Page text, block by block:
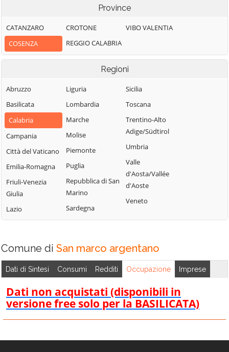
Aprigliano
Belmonte
Calabro
Bianchi
Bisignano
Bocchigliero
Bonifati
Buonvicino
Calopezzati
Cariati
Carolei
Carpanzano
Casali del Manco
Cassano all'Ionio
Piemontese
Lago
Laino Castello
Lappano
Lattarico
Longobardi
Longobucco
Lungro
Luzzi
Mandatoriccio
Mangone
Marano
Marchesato
Marano
San Benedetto
Albanese
San Demetrio
Corone
San Donato di
San Giorgio
Albanese
San Giovanni in
Fiore
San Lorenzo
Vallo
San Marco
Argentano
Finita
San Nicola Arcella
Province
CATANZARO
COSENZA
CROTONE
REGGIO CALABRIA
VIBO VALENTIA
Regioni
Abruzzo
Basilicata
Calabria
Campania
Città del Vaticano
Emilia-Romagna
Friuli-Venezia
Giulia
Lazio
Liguria
Lombardia
Marche
Molise
Piemonte
Puglia
Repubblica di San
Marino
Sardegna
Sicilia
Toscana
Trentino-Alto
Adige/Südtirol
Umbria
Valle
d'Aosta/Vallée
d'Aoste
Veneto
Comune di San marco argentano
Dati di Sintesi Consumi Redditi Occupazione Imprese
Dati non acquistati (disponibili in
versione free solo per la BASILICATA)